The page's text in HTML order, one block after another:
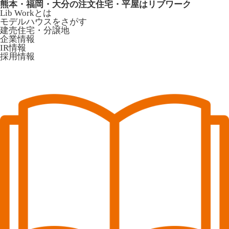
熊本・福岡・大分の注文住宅・平屋はリブワーク
Lib Workとは
モデルハウスをさがす
建売住宅・分譲地
企業情報
IR情報
採用情報